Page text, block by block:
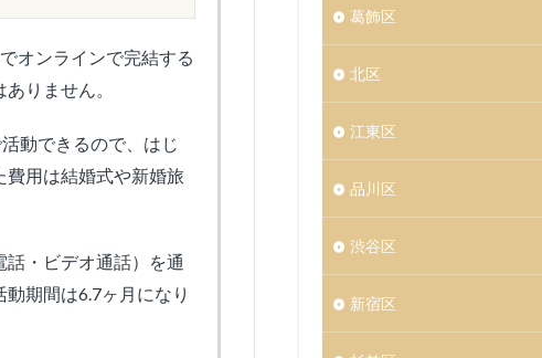
オンラインで完結する
りません。
動できるので、はじ
用は結婚式や新婚旅
・ビデオ通話）を通
期間は6.7ヶ月になり
葛飾区
北区
江東区
品川区
渋谷区
新宿区